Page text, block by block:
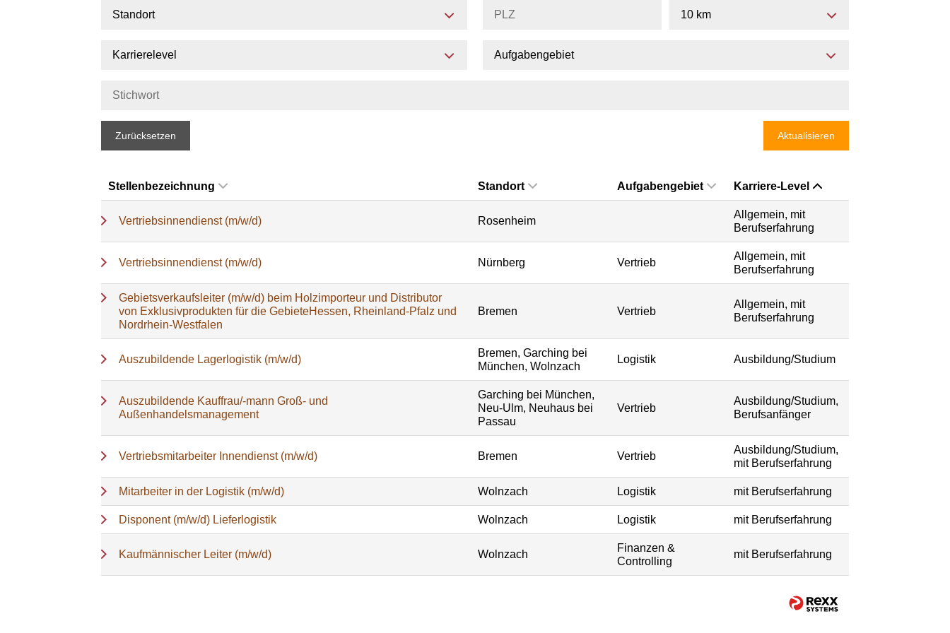
Standort 10 km
Karrierelevel Aufgabengebiet
Zurücksetzen Aktualisieren
Stellenbezeichnung Standort Aufgabengebiet Karriere-Level
Vertriebsinnendienst (m/w/d) Rosenheim
Allgemein, mit
Berufserfahrung
Vertriebsinnendienst (m/w/d) Nürnberg Vertrieb
Allgemein, mit
Berufserfahrung
Gebietsverkaufsleiter (m/w/d) beim Holzimporteur und Distributor
von Exklusivprodukten für die GebieteHessen, Rheinland-Pfalz und
Nordrhein-Westfalen
Bremen Vertrieb
Allgemein, mit
Berufserfahrung
Auszubildende Lagerlogistik (m/w/d)
Bremen, Garching bei
München, Wolnzach
Logistik Ausbildung/Studium
Auszubildende Kauffrau/-mann Groß- und
Außenhandelsmanagement
Garching bei München,
Neu-Ulm, Neuhaus bei
Passau
Vertrieb
Ausbildung/Studium,
Berufsanfänger
Vertriebsmitarbeiter Innendienst (m/w/d) Bremen Vertrieb
Ausbildung/Studium,
mit Berufserfahrung
Mitarbeiter in der Logistik (m/w/d) Wolnzach Logistik mit Berufserfahrung
Disponent (m/w/d) Lieferlogistik Wolnzach Logistik mit Berufserfahrung
Kaufmännischer Leiter (m/w/d) Wolnzach
Finanzen &
Controlling
mit Berufserfahrung